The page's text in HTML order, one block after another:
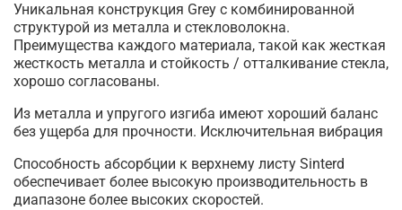
Уникальная конструкция Grey с комбинированной
структурой из металла и стекловолокна.
Преимущества каждого материала, такой как жесткая
жесткость металла и стойкость / отталкивание стекла,
хорошо согласованы.
Из металла и упругого изгиба имеют хороший баланс
без ущерба для прочности. Исключительная вибрация
Способность абсорбции к верхнему листу Sinterd
обеспечивает более высокую производительность в
диапазоне более высоких скоростей.